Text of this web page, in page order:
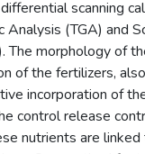
scanning
Analysis (TGA) and
The morphology of
of the fertilizers,
incorporation of
control release
nutrients are